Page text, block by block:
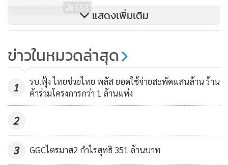
อิสรภาพ อธิปไตยและบูรณภาพแห่งดินแดนของยูเครน” อย่างไร
ก็ตาม ราคาทองคำปรับตัวลงเนื่องจากกระทรวงแรงงานสหรัฐฯ
เปิดเผยว่า จำนวนผู้ขอรับสวัสดิการลดลง 24,000 ราย สู่ระดับ
297,000 ราย ซึ่งเป็นระดับต่ำสุดในรอบ 7 ปี และตรงข้ามกับที่
นักวิเคราะห์คาดว่าจะเพิ่มขึ้นแตะระดับ 320,000 ราย
658
458
ราคาทองคำเคลื่อนไหวผันผวนขา
แสดงเพิ่มเติม
ข่าวในหมวดล่าสุด
1
รบ.ฟุ้ง ไทยช่วยไทย พลัส ยอดใช้จ่ายสะพัดแสนล้าน ร้าน
ค้าร่วมโครงการกว่า 1 ล้านแห่ง
2
3 GGCไตรมาส2 กำไรสุทธิ 351 ล้านบาท